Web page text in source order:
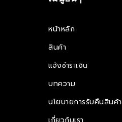
หน้าหลัก
สินค้า
แจ้งชำระเงิน
บทความ
นโยบายการรับคืนสินค้า